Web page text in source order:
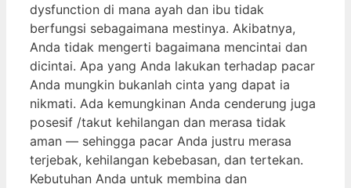
dysfunction di mana ayah dan ibu tidak
berfungsi sebagaimana mestinya. Akibatnya,
Anda tidak mengerti bagaimana mencintai dan
dicintai. Apa yang Anda lakukan terhadap pacar
Anda mungkin bukanlah cinta yang dapat ia
nikmati. Ada kemungkinan Anda cenderung juga
posesif /takut kehilangan dan merasa tidak
aman — sehingga pacar Anda justru merasa
terjebak, kehilangan kebebasan, dan tertekan.
Kebutuhan Anda untuk membina dan